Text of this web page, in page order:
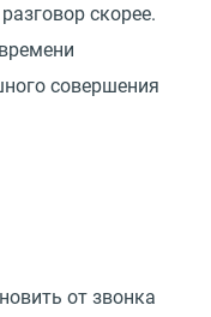
скорее.
совершения
от звонка